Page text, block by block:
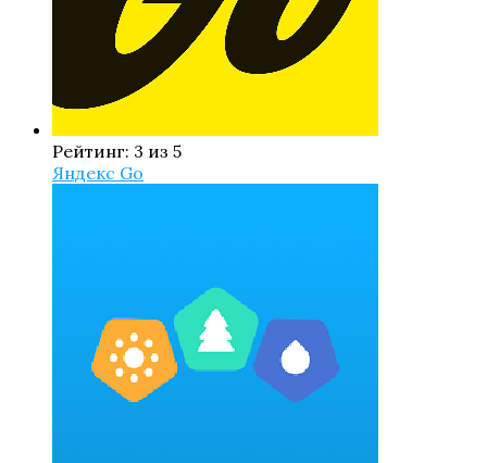
Рейтинг: 3 из 5
Яндекс Go